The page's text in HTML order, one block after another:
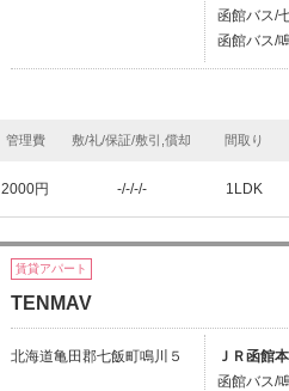
函館バス/
函館バス/
管理費 敷/礼/保証/敷引,償却 間取り
2000円 -/-/-/- 1LDK
賃貸アパート
TENMAV
北海道亀田郡七飯町鳴川５
ＪＲ函館
函館バス/